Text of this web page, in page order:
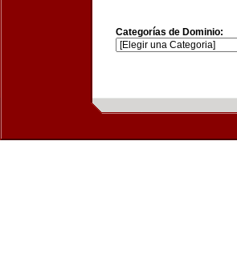
Categorías de Dominio: